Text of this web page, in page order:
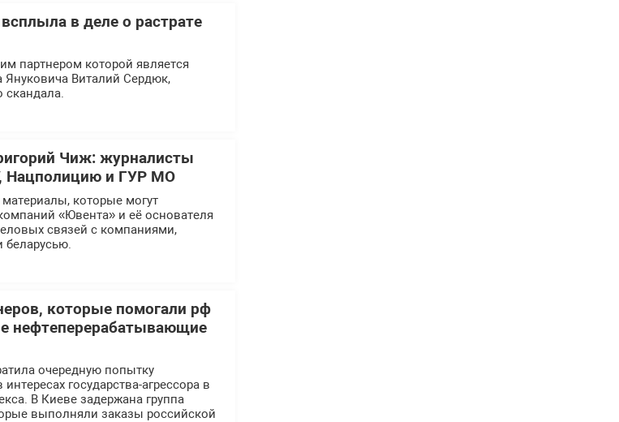
в деле о растрате
партнером которой является
Януковича Виталий Сердюк,
скандала.
Чиж: журналисты
Нацполицию и ГУР МО
которые могут
«Ювента» и её основателя
связей с компаниями,
беларусью.
которые помогали рф
нефтеперерабатывающие
очередную попытку
государства-агрессора в
В Киеве задержана группа
выполняли заказы российской